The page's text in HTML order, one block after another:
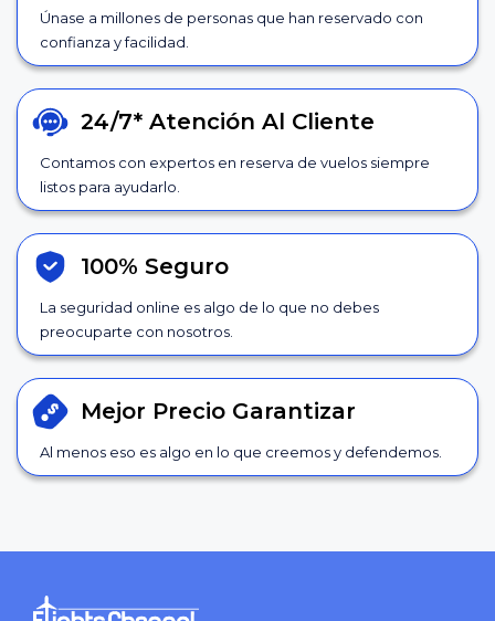
Únase a millones de personas que han reservado con
confianza y facilidad.
24/7* Atención Al Cliente
Contamos con expertos en reserva de vuelos siempre
listos para ayudarlo.
100% Seguro
La seguridad online es algo de lo que no debes
preocuparte con nosotros.
Mejor Precio Garantizar
Al menos eso es algo en lo que creemos y defendemos.